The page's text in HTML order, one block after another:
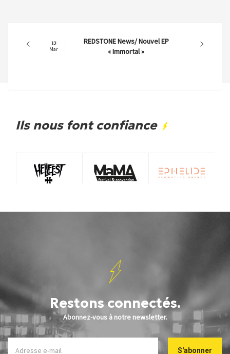
12
Mar
REDSTONE News/ Nouvel EP
« Immortal »
Ils nous font confiance
Restons connectés.
Abonnez-vous à notre newsletter.